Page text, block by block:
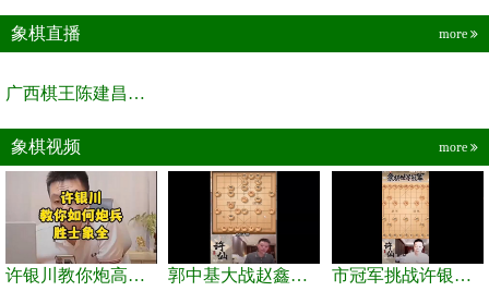
象棋直播 more
广西棋王陈建昌直播间
象棋视频 more
许银川教你炮高兵士象全如何赢士象全，简单四步即可 郭中基大战赵鑫鑫，许银川激情讲解 市冠军挑战许银川，急进中兵变化真激烈！